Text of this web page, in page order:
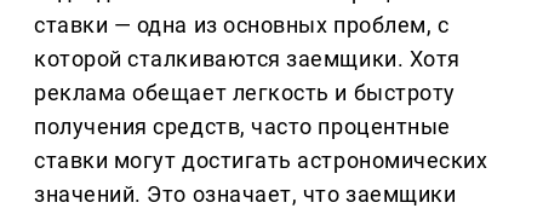
ставки — одна из основных проблем, с
которой сталкиваются заемщики. Хотя
реклама обещает легкость и быстроту
получения средств, часто процентные
ставки могут достигать астрономических
значений. Это означает, что заемщики